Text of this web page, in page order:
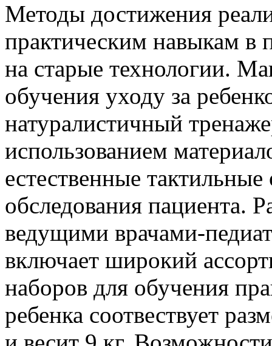
Методы достижения
практическим навыкам в
на старые технологии.
обучения уходу за
натуралистичный
использованием
естественные
обследования пациента.
ведущими врачами-
включает широкий
наборов для обучения
ребенка соотвествует